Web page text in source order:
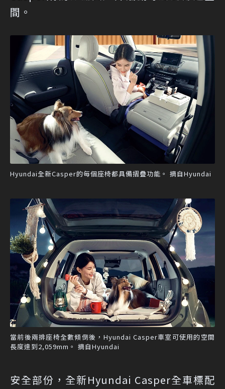
間。
Hyundai全新Casper的每個座椅都具備摺疊功能。 摘自Hyundai
當前後兩排座椅全數傾倒後，Hyundai Casper車室可使用的空間
長度達到2,059mm。 摘自Hyundai
安全部份，全新Hyundai Casper全車標配